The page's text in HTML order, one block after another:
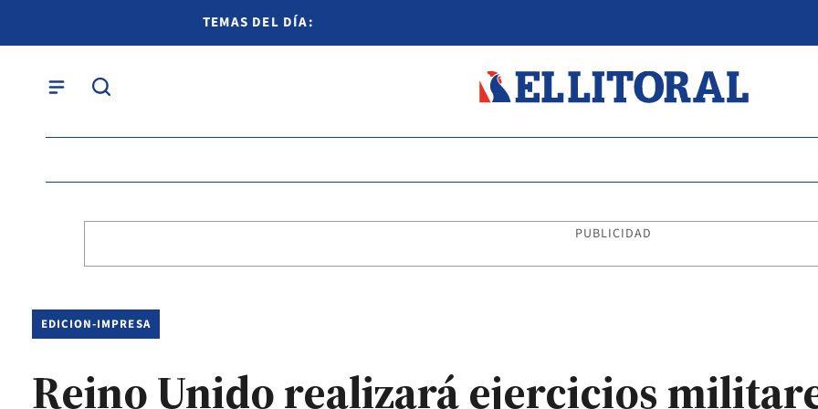
TEMAS DEL DÍA:
PUBLICIDAD
EDICION-IMPRESA
Reino Unido realizará ejercicios